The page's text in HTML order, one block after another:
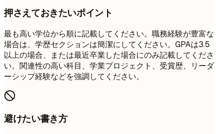
押さえておきたいポイント
最も高い学位から順に記載してください。職務経験が豊富な
場合は、学歴セクションは簡潔にしてください。GPAは3.5
以上の場合、または最近卒業した場合にのみ記載してくださ
い。関連性の高い科目、学業プロジェクト、受賞歴、リーダ
ーシップ経験などを強調してください。
避けたい書き方